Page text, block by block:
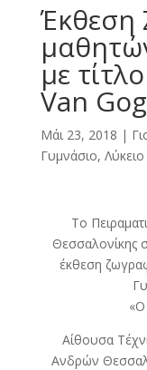
Έκθεση
με
Van
Μάι 23, 2018 |
Γυμνάσιο, Λύκειο
Το
Θεσσαλονίκης
έκθεση
«Ο
Αίθουσα
Ανδρών